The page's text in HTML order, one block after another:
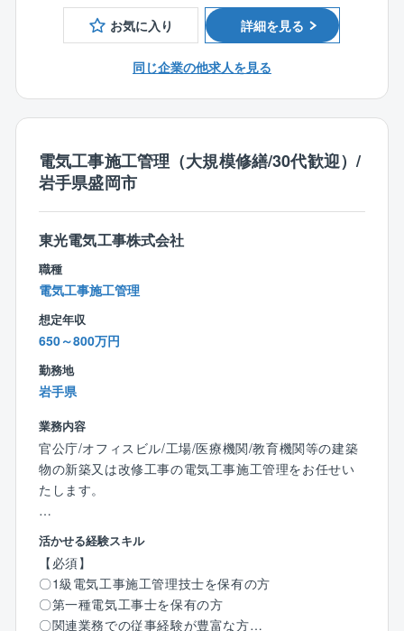
ブランド価値のある建物やシンボルマークに携わるこ
とも多く、やりがいを感じられる職務内容です。
有)、財形制度、退職金制度 他
〇社是『良心的な電気工事』が根付いた誠実な仕事へ
の取組姿勢
〇電気設備工事業界の中で上位売上高（独立系ではト
ップクラス）
〇独立系･非上場企業ならではの自分達が事業の主体の
迅速かつ柔軟な経営方針の決定
〇個性･発想を大事にする社内風土
〇有名･大規模物件へ携わることが可能
〇建物の種類も多岐に渡るため様々な経験が可能
お気に入り 詳細を見る
同じ企業の他求人を見る
電気工事施工管理（大規模修繕/30代歓迎）/
岩手県盛岡市
東光電気工事株式会社
職種
電気工事施工管理
想定年収
650～800万円
勤務地
岩手県
業務内容
官公庁/オフィスビル/工場/医療機関/教育機関等の建築
物の新築又は改修工事の電気工事施工管理をお任せい
たします。
【業務詳細】
〇工程、品質、安全、原価管理 ／ お客様、メーカーと
の折衝/調整 ／ 予算策定、見積書作成、図面作成 ／
資材、機材の手配／現場作業員のとりまとめ、作業指
示 など
活かせる経験スキル
【必須】
〇1級電気工事施工管理技士を保有の方
〇第一種電気工事士を保有の方
〇関連業務での従事経験が豊富な方